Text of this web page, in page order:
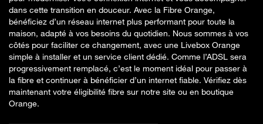
dans cette transition en douceur. Avec la Fibre Orange,
bénéficiez d’un réseau internet plus performant pour toute la
maison, adapté à vos besoins du quotidien. Nous sommes à vos
côtés pour faciliter ce changement, avec une Livebox Orange
simple à installer et un service client dédié. Comme l’ADSL sera
progressivement remplacé, c’est le moment idéal pour passer à
la fibre et continuer à bénéficier d’un internet fiable. Vérifiez dès
maintenant votre éligibilité fibre sur notre site ou en boutique
Orange.